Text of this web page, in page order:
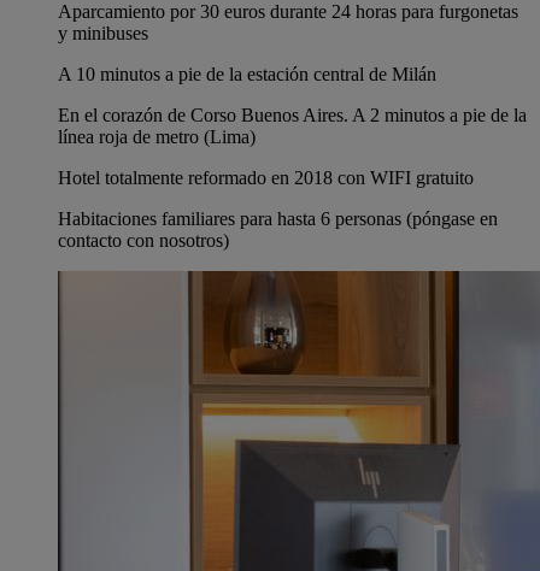
Aparcamiento por 30 euros durante 24 horas para furgonetas
y minibuses
A 10 minutos a pie de la estación central de Milán
En el corazón de Corso Buenos Aires. A 2 minutos a pie de la
línea roja de metro (Lima)
Hotel totalmente reformado en 2018 con WIFI gratuito
Habitaciones familiares para hasta 6 personas (póngase en
contacto con nosotros)